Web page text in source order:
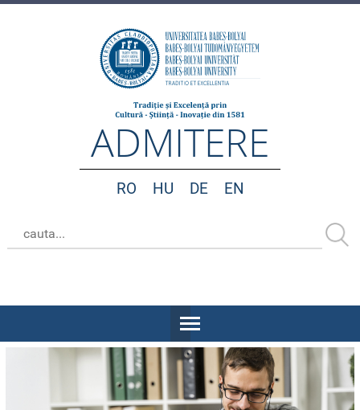
ADMITERE
RO HU DE EN